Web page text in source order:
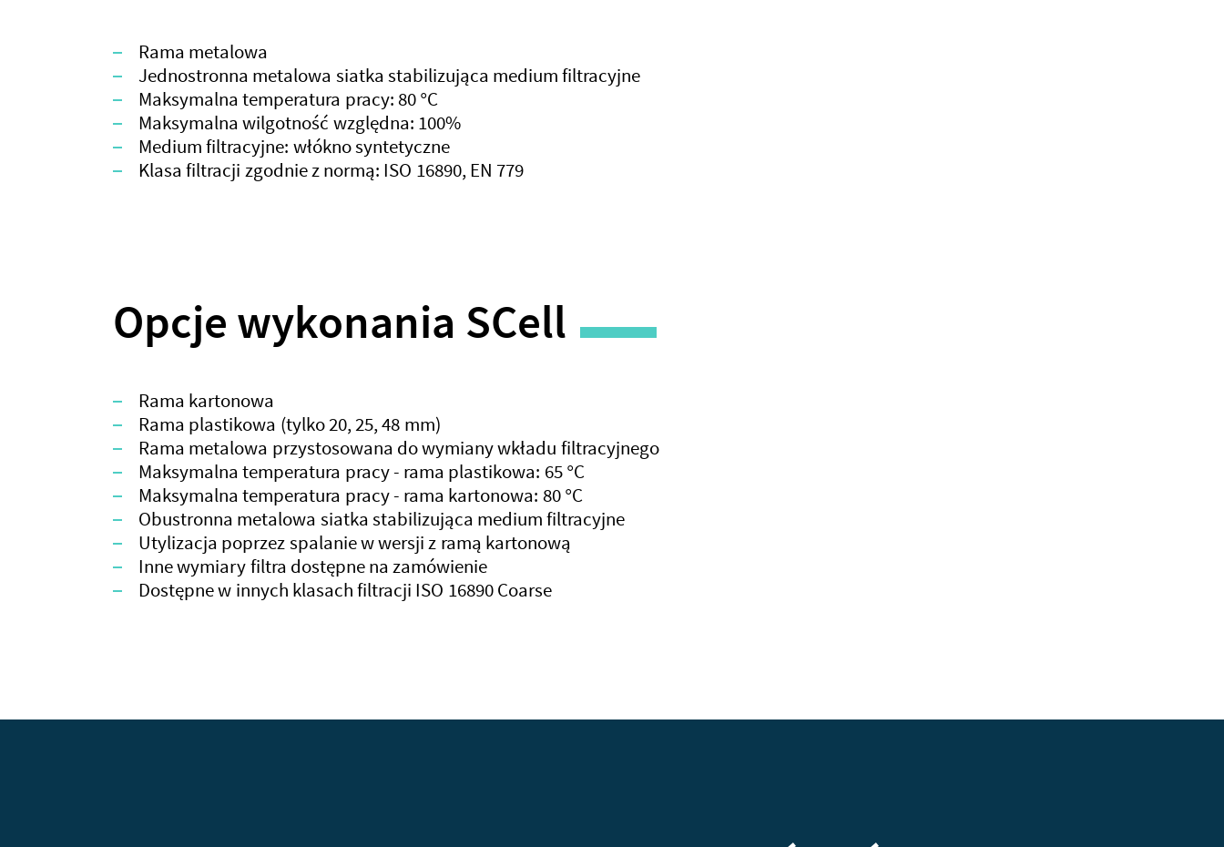
Rama metalowa
Jednostronna metalowa siatka stabilizująca medium filtracyjne
Maksymalna temperatura pracy: 80 °C
Maksymalna wilgotność względna: 100%
Medium filtracyjne: włókno syntetyczne
Klasa filtracji zgodnie z normą: ISO 16890, EN 779
Opcje wykonania SCell
Rama kartonowa
Rama plastikowa (tylko 20, 25, 48 mm)
Rama metalowa przystosowana do wymiany wkładu filtracyjnego
Maksymalna temperatura pracy - rama plastikowa: 65 °C
Maksymalna temperatura pracy - rama kartonowa: 80 °C
Obustronna metalowa siatka stabilizująca medium filtracyjne
Utylizacja poprzez spalanie w wersji z ramą kartonową
Inne wymiary filtra dostępne na zamówienie
Dostępne w innych klasach filtracji ISO 16890 Coarse